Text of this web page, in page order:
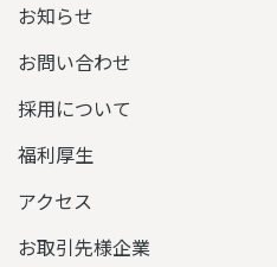
お知らせ
お問い合わせ
採用について
福利厚生
アクセス
お取引先様企業